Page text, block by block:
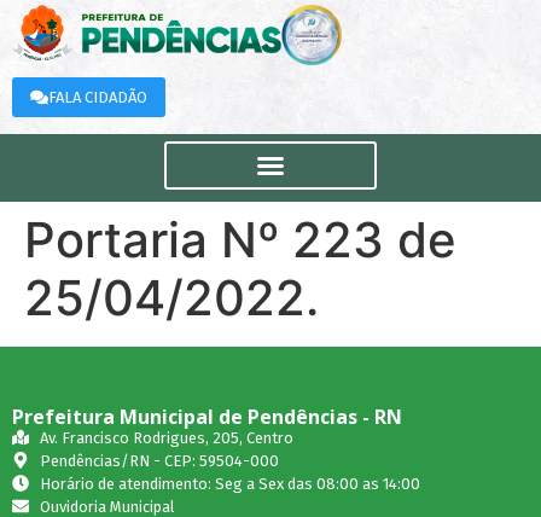
FALA CIDADÃO
Portaria Nº 223 de
25/04/2022.
Prefeitura Municipal de Pendências - RN
Av. Francisco Rodrigues, 205, Centro
Pendências/RN - CEP: 59504-000
Horário de atendimento: Seg a Sex das 08:00 as 14:00
Ouvidoria Municipal